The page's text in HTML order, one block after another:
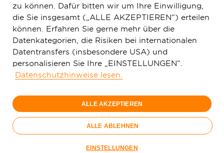
1 Gbit/s
49,99
€/Monat
Nur bis 15.09.
Jetzt bestellen
zu können. Dafür bitten wir um Ihre Einwilligung,
die Sie insgesamt („ALLE AKZEPTIEREN“) erteilen
können. Erfahren Sie gerne mehr über die
Datenkategorien, die Risiken bei internationalen
Datentransfers (insbesondere USA) und
personalisieren Sie Ihre „EINSTELLUNGEN“.
Datenschutzhinweise lesen.
ALLE AKZEPTIEREN
ALLE ABLEHNEN
EINSTELLUNGEN